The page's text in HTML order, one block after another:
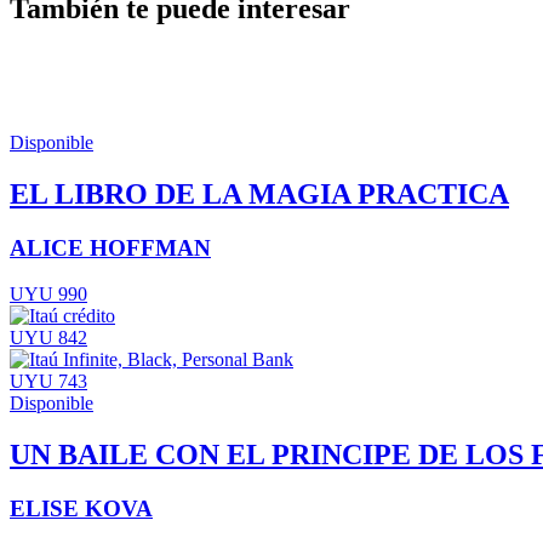
También te puede interesar
Disponible
EL LIBRO DE LA MAGIA PRACTICA
ALICE HOFFMAN
UYU 990
UYU 842
UYU 743
Disponible
UN BAILE CON EL PRINCIPE DE LOS
ELISE KOVA